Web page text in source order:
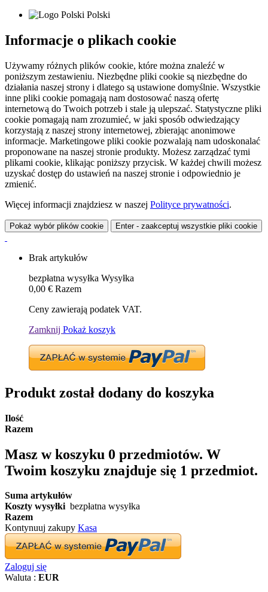
Polski
Informacje o plikach cookie
Używamy różnych plików cookie, które można znaleźć w
poniższym zestawieniu. Niezbędne pliki cookie są niezbędne do
działania naszej strony i dlatego są ustawione domyślnie. Wszystkie
inne pliki cookie pomagają nam dostosować naszą ofertę
internetową do Twoich potrzeb i stale ją ulepszać. Statystyczne pliki
cookie pomagają nam zrozumieć, w jaki sposób odwiedzający
korzystają z naszej strony internetowej, zbierając anonimowe
informacje. Marketingowe pliki cookie pozwalają nam udoskonalać
proponowane na naszej stronie produkty. Możesz zarządzać tymi
plikami cookie, klikając poniższy przycisk. W każdej chwili możesz
uzyskać dostęp do ustawień na naszej stronie i odpowiednio je
zmienić.
Więcej informacji znajdziesz w naszej Polityce prywatności.
Pokaż wybór plików cookie Enter - zaakceptuj wszystkie pliki cookie
Brak artykułów
bezpłatna wysyłka Wysyłka
0,00 € Razem
Ceny zawierają podatek VAT.
Zamknij Pokaż koszyk
Produkt został dodany do koszyka
Ilość
Razem
Masz w koszyku 0 przedmiotów. W
Twoim koszyku znajduje się 1 przedmiot.
Suma artykułów
Koszty wysyłki bezpłatna wysyłka
Razem
Kontynuuj zakupy Kasa
Zaloguj się
Waluta : EUR